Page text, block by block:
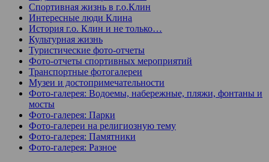
Спортивная жизнь в г.о.Клин
Интересные люди Клина
История г.о. Клин и не только…
Культурная жизнь
Туристические фото-отчеты
Фото-отчеты спортивных мероприятий
Транспортные фотогалереи
Музеи и достопримечательности
Фото-галерея: Водоемы, набережные, пляжи, фонтаны и
мосты
Фото-галерея: Парки
Фото-галереи на религиозную тему
Фото-галерея: Памятники
Фото-галерея: Разное